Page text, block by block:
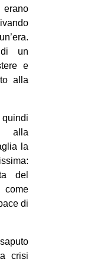
un
e
alla
alla
la
del
come
di
crisi